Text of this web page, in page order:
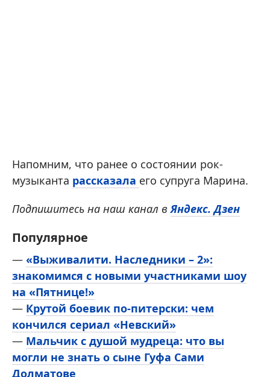
Напомним, что ранее о состоянии рок-
музыканта рассказала его супруга Марина.
Подпишитесь на наш канал вЯндекс. Дзен
Популярное
— «Выживалити. Наследники – 2»:
знакомимся с новыми участниками шоу
на «Пятнице!»
— Крутой боевик по-питерски: чем
кончился сериал «Невский»
— Мальчик с душой мудреца: что вы
могли не знать о сыне Гуфа Сами
Долматове